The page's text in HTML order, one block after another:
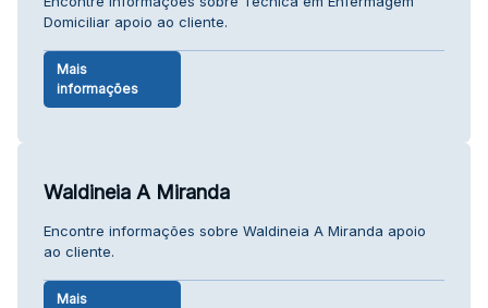
Domiciliar apoio ao cliente.
Mais
informações
Waldineia A Miranda
Encontre informações sobre Waldineia A Miranda apoio
ao cliente.
Mais